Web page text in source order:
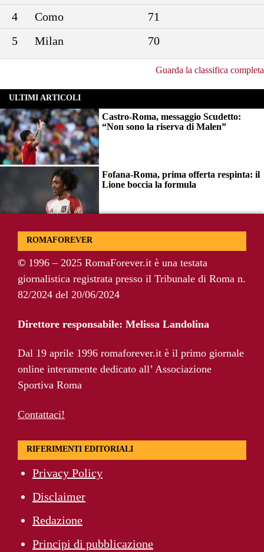
4
Como
71
5
Milan 70
Guarda la classifica completa
ULTIMI ARTICOLI
Castro-Roma, messaggio Scudetto:
“Non sono la riserva di Malen”
Fofana-Roma, prima offerta respinta: il
Lione boccia la formula
Manfrè-Roma, nuova era nel vivaio:
Ziolkowski-Roma, scelta di campo:
“Penso soltanto ai giallorossi”
Koné-Roma, muro da 60 milioni: cosa
serve per farlo partire
ROMAFOREVER
© 1996 – 2025 RomaForever.it è una testata
giornalistica registrata presso il Tribunale di Roma n.
82/2024 del 20/06/2024
Direttore responsabile: Melissa Landolina
Dal 19 aprile 1996 romaforever.it è il primo giornale
online interamente dedicato all’ Associazione
Sportiva Roma
Contattaci!
RIFERIMENTI EDITORIALI
Privacy Policy
Disclaimer
Redazione
Principi di pubblicazione